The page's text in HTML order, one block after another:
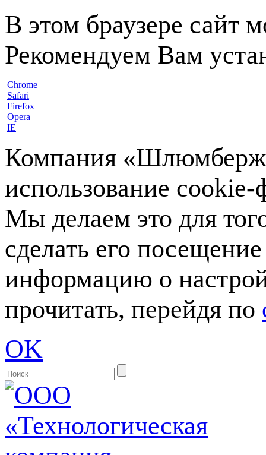
В этом браузере сайт
Рекомендуем Вам
Chrome
Safari
Firefox
Opera
IE
Компания
использование
Мы делаем это для
сделать его
информацию о
прочитать, перейдя по
OK